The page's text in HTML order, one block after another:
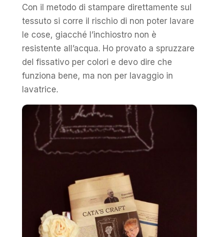
Con il metodo di stampare direttamente sul
tessuto si corre il rischio di non poter lavare
le cose, giacché l’inchiostro non è
resistente all’acqua. Ho provato a spruzzare
del fissativo per colori e devo dire che
funziona bene, ma non per lavaggio in
lavatrice.